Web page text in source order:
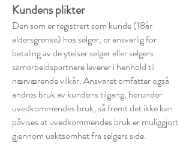
Kundens plikter
Den som er registrert som kunde (18år
aldersgrense) hos selger, er ansvarlig for
betaling av de ytelser selger eller selgers
samarbeidspartnere leverer i henhold til
nærværende vilkår. Ansvaret omfatter også
andres bruk av kundens tilgang, herunder
uvedkommendes bruk, så fremt det ikke kan
påvises at uvedkommendes bruk er muliggjort
gjennom uaktsomhet fra selgers side.